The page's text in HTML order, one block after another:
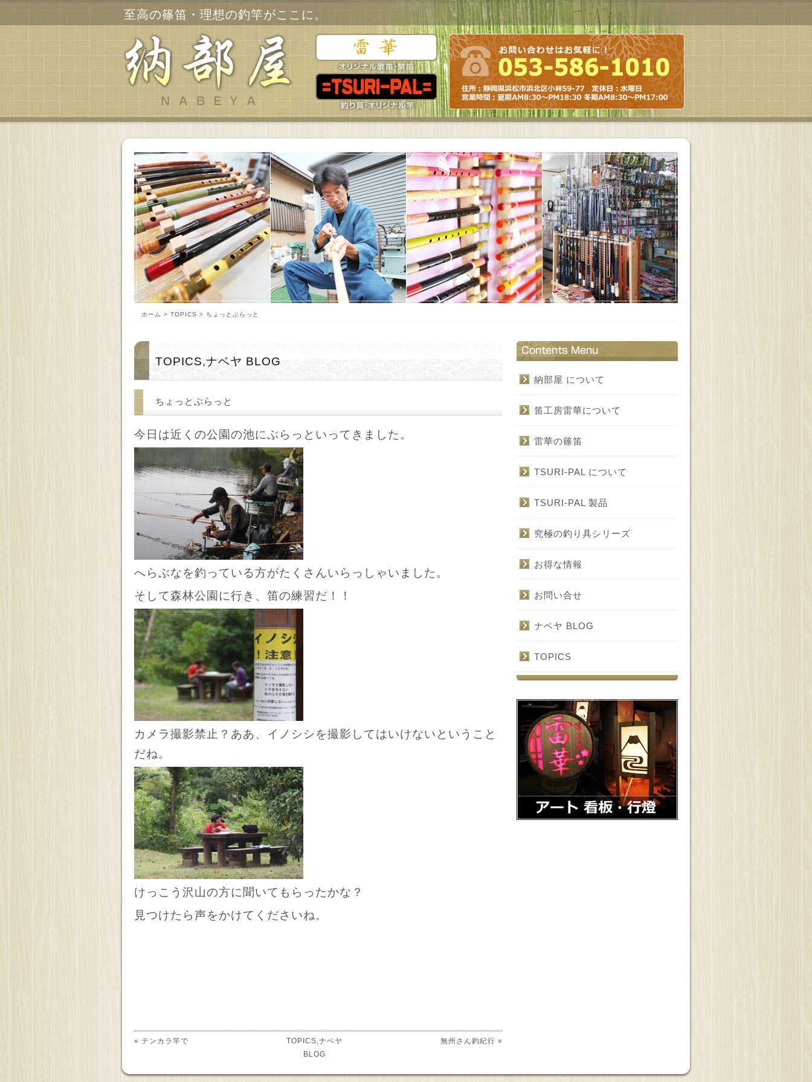
至高の篠笛・理想の釣竿がここに。
ホーム > TOPICS > ちょっとぶらっと
TOPICS,ナベヤ BLOG
ちょっとぶらっと
今日は近くの公園の池にぶらっといってきました。
へらぶなを釣っている方がたくさんいらっしゃいました。
そして森林公園に行き、笛の練習だ！！
カメラ撮影禁止？ああ、イノシシを撮影してはいけないということ
だね。
けっこう沢山の方に聞いてもらったかな？
見つけたら声をかけてくださいね。
« テンカラ竿で TOPICS,ナベヤ
BLOG
無州さん釣紀行 »
納部屋 について
笛工房雷華について
雷華の篠笛
TSURI‐PAL について
TSURI‐PAL 製品
究極の釣り具シリーズ
お得な情報
お問い合せ
ナベヤ BLOG
TOPICS